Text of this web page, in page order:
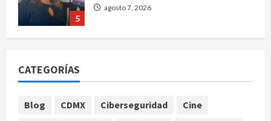
5
agosto 7, 2026
CATEGORÍAS
Blog CDMX Ciberseguridad Cine